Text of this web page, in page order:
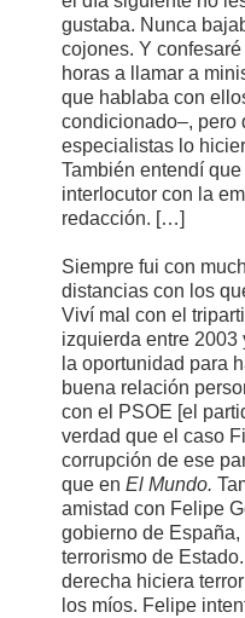
gustaba. Nunca
cojones. Y
horas a llamar a
que hablaba con
condicionado–, pero
especialistas lo
También entendí
interlocutor con la
redacción. […]
Siempre fui con
distancias con los
Viví mal con el
izquierda entre 2003
la oportunidad para
buena relación
con el PSOE [el
verdad que el caso
corrupción de ese
que en El Mundo.
amistad con Felipe
gobierno de España,
terrorismo de
derecha hiciera
los míos. Felipe